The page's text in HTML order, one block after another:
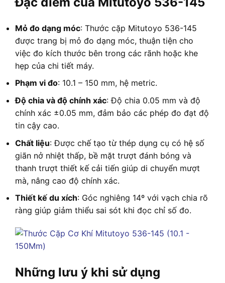
Mỏ đo dạng móc: Thước cặp Mitutoyo 536-145
được trang bị mỏ đo dạng móc, thuận tiện cho
việc đo kích thước bên trong các rãnh hoặc khe
hẹp của chi tiết máy.
Phạm vi đo: 10.1 – 150 mm, hệ metric.
Độ chia và độ chính xác: Độ chia 0.05 mm và độ
chính xác ±0.05 mm, đảm bảo các phép đo đạt độ
tin cậy cao.
Chất liệu: Được chế tạo từ thép dụng cụ có hệ số
giãn nở nhiệt thấp, bề mặt trượt đánh bóng và
thanh trượt thiết kế cải tiến giúp di chuyển mượt
mà, nâng cao độ chính xác.
Thiết kế du xích: Góc nghiêng 14º với vạch chia rõ
ràng giúp giảm thiểu sai sót khi đọc chỉ số đo.
Những lưu ý khi sử dụng